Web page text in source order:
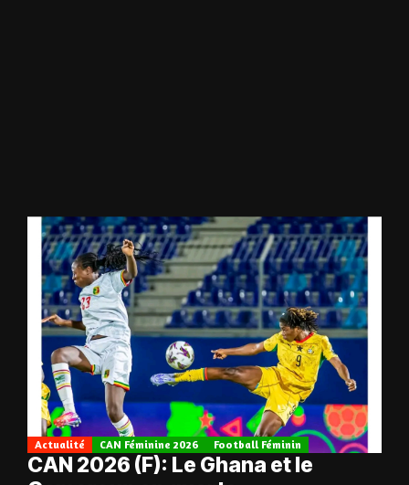
Actualité CAN Féminine 2026 Football Féminin
CAN 2026 (F): Le Ghana et le